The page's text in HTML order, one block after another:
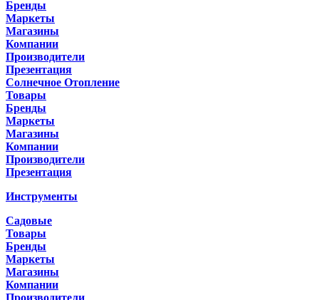
Бренды
Маркеты
Магазины
Компании
Производители
Презентация
Солнечное Отопление
Товары
Бренды
Маркеты
Магазины
Компании
Производители
Презентация
Инструменты
Садовые
Товары
Бренды
Маркеты
Магазины
Компании
Производители